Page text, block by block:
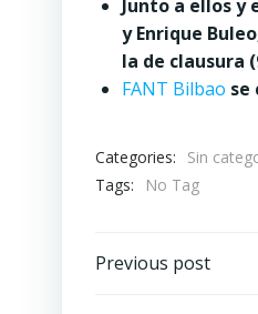
Junto a ellos y
y Enrique
la de clausura
FANT Bilbao se
Categories:
Sin
Tags:
No Tag
Post
Previous post